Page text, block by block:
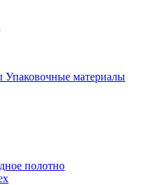
Упаковочные материалы
полотно